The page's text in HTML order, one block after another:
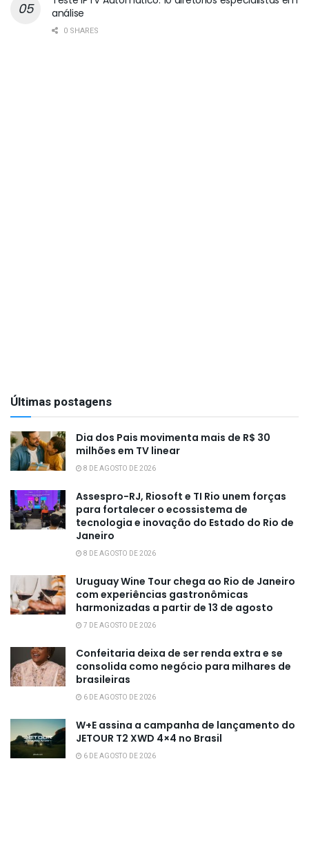
análise
0 SHARES
Últimas postagens
Dia dos Pais movimenta mais de R$ 30
milhões em TV linear
8 DE AGOSTO DE 2026
Assespro-RJ, Riosoft e TI Rio unem forças
para fortalecer o ecossistema de
tecnologia e inovação do Estado do Rio de
Janeiro
8 DE AGOSTO DE 2026
Uruguay Wine Tour chega ao Rio de Janeiro
com experiências gastronômicas
harmonizadas a partir de 13 de agosto
7 DE AGOSTO DE 2026
Confeitaria deixa de ser renda extra e se
consolida como negócio para milhares de
brasileiras
6 DE AGOSTO DE 2026
W+E assina a campanha de lançamento do
JETOUR T2 XWD 4×4 no Brasil
6 DE AGOSTO DE 2026